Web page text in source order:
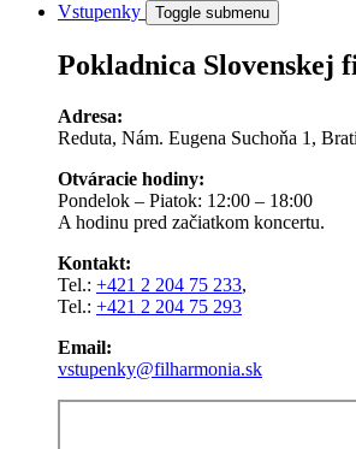
Vstupenky
Toggle submenu
Pokladnica Slovenskej
Adresa:
Reduta, Nám. Eugena Suchoňa 1,
Otváracie hodiny:
Pondelok – Piatok: 12:00 – 18:00
A hodinu pred začiatkom koncertu.
Kontakt:
Tel.: +421 2 204 75 233,
Tel.: +421 2 204 75 293
Email:
vstupenky@filharmonia.sk